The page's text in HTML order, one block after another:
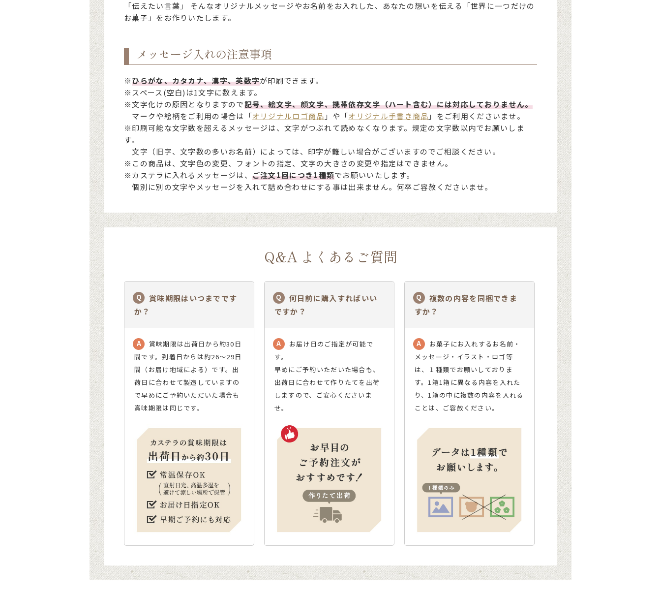
「伝えたい言葉」 そんなオリジナルメッセージやお名前をお入れした、あなたの想いを伝える「世界に一つだけの
お菓子」をお作りいたします。
メッセージ入れの注意事項
※ひらがな、カタカナ、漢字、英数字が印刷できます。
※スペース(空白)は1文字に数えます。
※文字化けの原因となりますので記号、絵文字、顔文字、携帯依存文字（ハート含む）には対応しておりません。
マークや絵柄をご利用の場合は「オリジナルロゴ商品 」や「オリジナル手書き商品 」をご利用くださいませ。
※印刷可能な文字数を超えるメッセージは、文字がつぶれて読めなくなります。規定の文字数以内でお願いしま
す。
文字（旧字、文字数の多いお名前）によっては、印字が難しい場合がございますのでご相談ください。
※この商品は、文字色の変更、フォントの指定、文字の大きさの変更や指定はできません。
※カステラに入れるメッセージは、 ご注文1回につき1種類でお願いいたします。
個別に別の文字やメッセージを入れて詰め合わせにする事は出来ません。何卒ご容赦くださいませ。
Q&A よくあるご質問
賞味期限はいつまでです
か？
賞味期限は出荷日から約30日
間です。到着日からは約26～29日
間（お届け地域による）です。出
荷日に合わせて製造していますの
で早めにご予約いただいた場合も
賞味期限は同じです。
何日前に購入すればいい
ですか？
お届け日のご指定が可能で
す。
早めにご予約いただいた場合も、
出荷日に合わせて作りたてを出荷
しますので、ご安心くださいま
せ。
複数の内容を同梱できま
すか？
お菓子にお入れするお名前・
メッセージ・イラスト・ロゴ等
は、１種類でお願いしておりま
す。1箱1箱に異なる内容を入れた
り、1箱の中に複数の内容を入れる
ことは、ご容赦ください。